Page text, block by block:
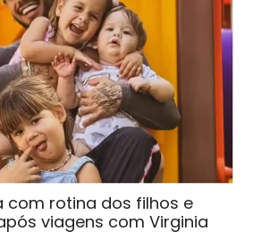
com rotina dos filhos e
viagens com Virginia